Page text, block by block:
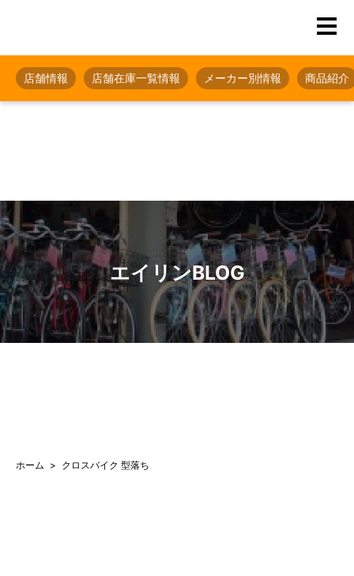
店舗情報 店舗在庫一覧情報 メーカー別情報 商品紹介
エイリンBLOG
ホーム クロスバイク 型落ち